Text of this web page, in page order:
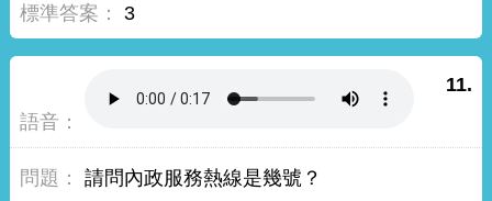
3
11.
請問內政服務熱線是幾號？